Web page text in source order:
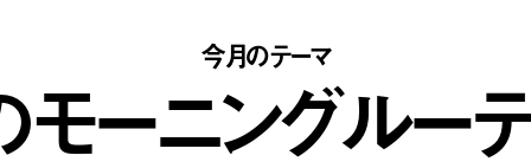
今月のテーマ
ーニングルー